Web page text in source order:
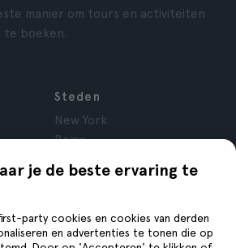
je de beste ervaring te
party cookies en cookies van derden
en advertenties te tonen die op
manier om tours en activiteiten
te boeken.
Steden
New York
Rome
Londen
Krakau
Tenerife